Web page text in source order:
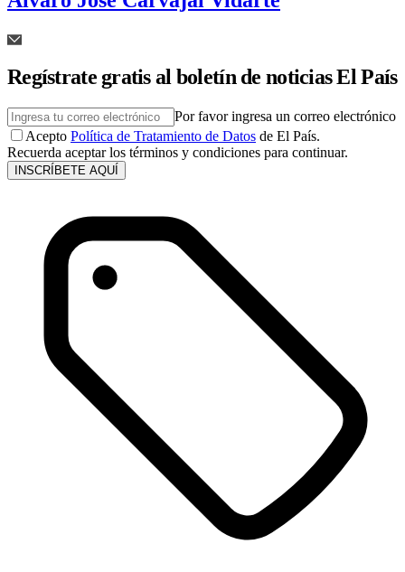
Regístrate gratis al boletín de noticias El País
Por favor ingresa un correo electrónico
Acepto Política de Tratamiento de Datos de El País.
Recuerda aceptar los términos y condiciones para continuar.
INSCRÍBETE AQUÍ